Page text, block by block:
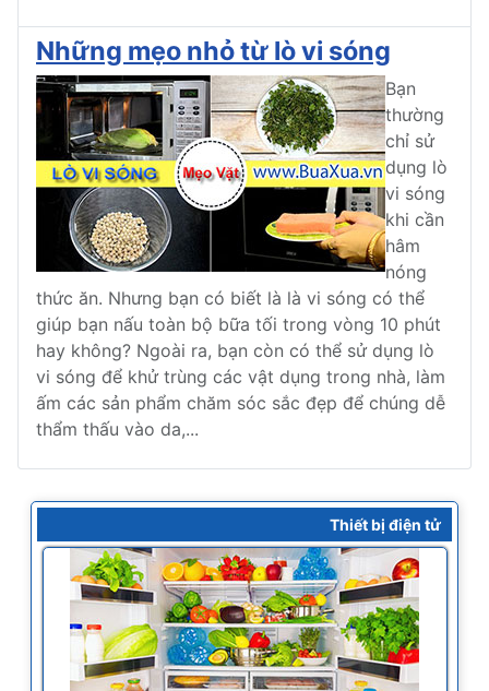
Những mẹo nhỏ từ lò vi sóng
Bạn
thường
chỉ sử
dụng lò
vi sóng
khi cần
hâm
nóng
thức ăn. Nhưng bạn có biết là là vi sóng có thể
giúp bạn nấu toàn bộ bữa tối trong vòng 10 phút
hay không? Ngoài ra, bạn còn có thể sử dụng lò
vi sóng để khử trùng các vật dụng trong nhà, làm
ấm các sản phẩm chăm sóc sắc đẹp để chúng dễ
thẩm thấu vào da,...
Thiết bị điện tử